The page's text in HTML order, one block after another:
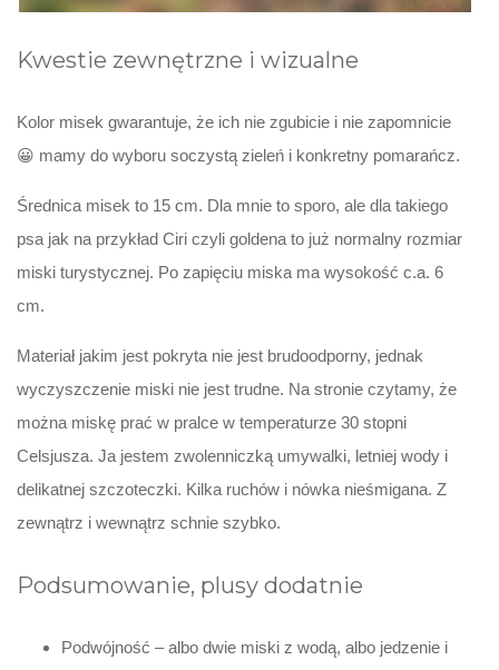
Kwestie zewnętrzne i wizualne
Kolor misek gwarantuje, że ich nie zgubicie i nie zapomnicie
😀 mamy do wyboru soczystą zieleń i konkretny pomarańcz.
Średnica misek to 15 cm. Dla mnie to sporo, ale dla takiego
psa jak na przykład Ciri czyli goldena to już normalny rozmiar
miski turystycznej. Po zapięciu miska ma wysokość c.a. 6
cm.
Materiał jakim jest pokryta nie jest brudoodporny, jednak
wyczyszczenie miski nie jest trudne. Na stronie czytamy, że
można miskę prać w pralce w temperaturze 30 stopni
Celsjusza. Ja jestem zwolenniczką umywalki, letniej wody i
delikatnej szczoteczki. Kilka ruchów i nówka nieśmigana. Z
zewnątrz i wewnątrz schnie szybko.
Podsumowanie, plusy dodatnie
Podwójność – albo dwie miski z wodą, albo jedzenie i